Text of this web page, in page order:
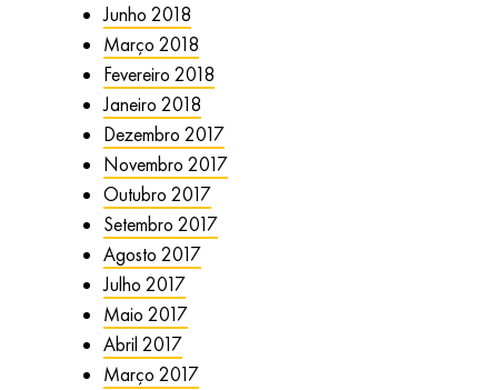
Junho 2018
Março 2018
Fevereiro 2018
Janeiro 2018
Dezembro 2017
Novembro 2017
Outubro 2017
Setembro 2017
Agosto 2017
Julho 2017
Maio 2017
Abril 2017
Março 2017